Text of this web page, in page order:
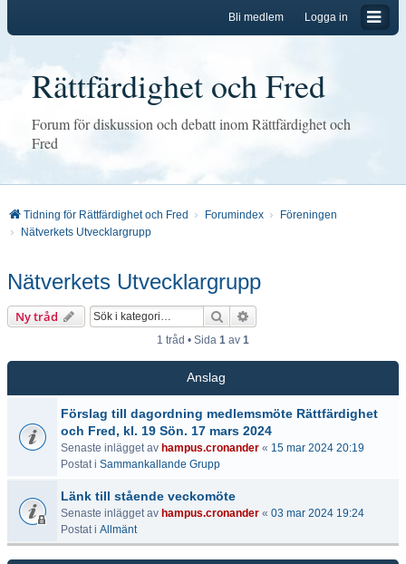
Logga in
Bli medlem
Rättfärdighet och Fred
Forum för diskussion och debatt inom Rättfärdighet och
Fred
Tidning för Rättfärdighet och Fred Forumindex
Föreningen
Nätverkets Utvecklargrupp
Nätverkets Utvecklargrupp
Ny tråd Sök
1 tråd • Sida 1 av 1
Anslag
Förslag till dagordning medlemsmöte Rättfärdighet
och Fred, kl. 19 Sön. 17 mars 2024
Senaste inlägget av hampus.cronander « 15 mar 2024 20:19
Postat i Sammankallande Grupp
Länk till stående veckomöte
Senaste inlägget av hampus.cronander « 03 mar 2024 19:24
Postat i Allmänt